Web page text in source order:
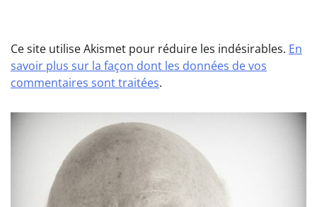
Ce site utilise Akismet pour réduire les indésirables. En
savoir plus sur la façon dont les données de vos
commentaires sont traitées.